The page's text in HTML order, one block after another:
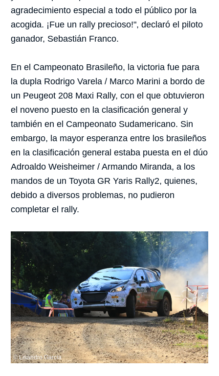
agradecimiento especial a todo el público por la
acogida. ¡Fue un rally precioso!", declaró el piloto
ganador, Sebastián Franco.
En el Campeonato Brasileño, la victoria fue para
la dupla Rodrigo Varela / Marco Marini a bordo de
un Peugeot 208 Maxi Rally, con el que obtuvieron
el noveno puesto en la clasificación general y
también en el Campeonato Sudamericano. Sin
embargo, la mayor esperanza entre los brasileños
en la clasificación general estaba puesta en el dúo
Adroaldo Weisheimer / Armando Miranda, a los
mandos de un Toyota GR Yaris Rally2, quienes,
debido a diversos problemas, no pudieron
completar el rally.
© Lisandro Garcia